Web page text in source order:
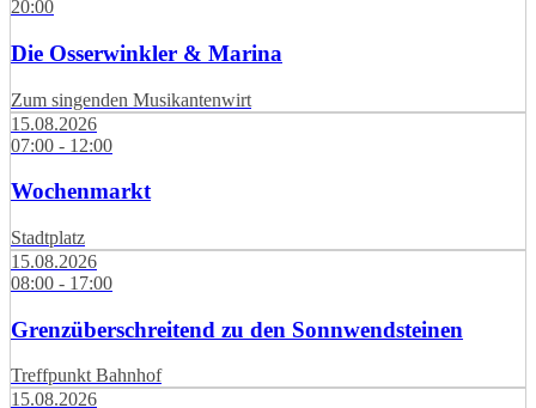
20:00
Die Osserwinkler & Marina
Zum singenden Musikantenwirt
15.08.2026
07:00 - 12:00
Wochenmarkt
Stadtplatz
15.08.2026
08:00 - 17:00
Grenzüberschreitend zu den Sonnwendsteinen
Treffpunkt Bahnhof
15.08.2026